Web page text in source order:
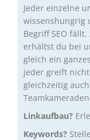
Jeder einzelne
wissenshungrig
Begriff SEO
erhältst du bei
gleich ein
jeder greift
gleichzeitig
Linkaufbau?
Keywords?